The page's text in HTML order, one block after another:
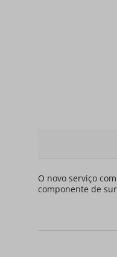
O novo serviço
componente de